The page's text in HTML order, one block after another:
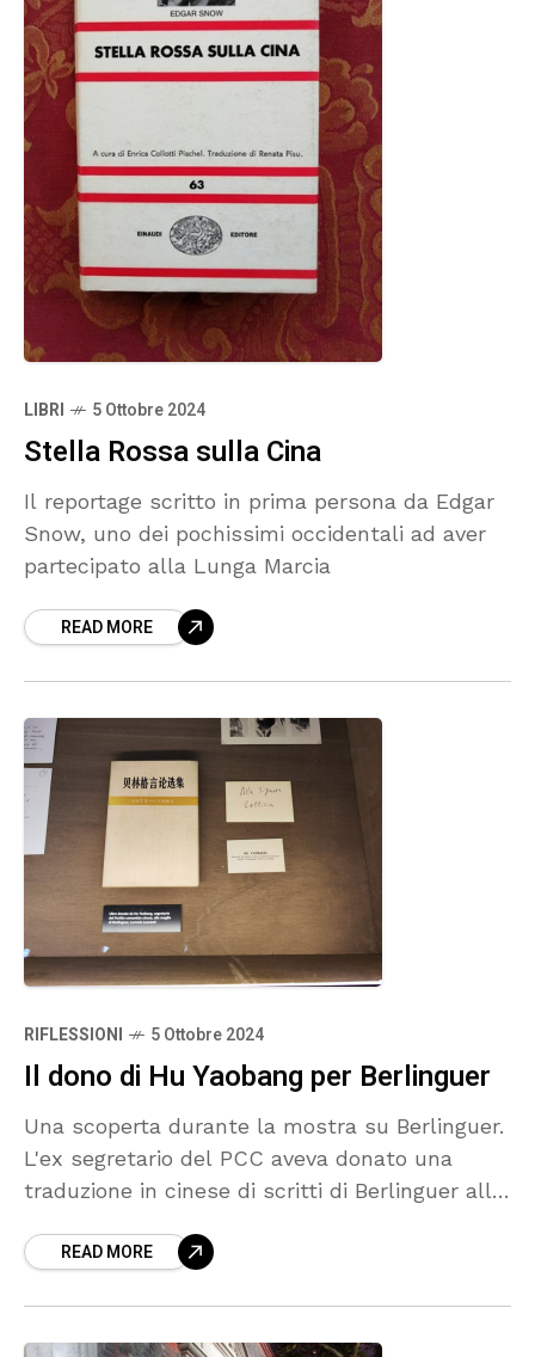
LIBRI 5 Ottobre 2024
Stella Rossa sulla Cina
Il reportage scritto in prima persona da Edgar
Snow, uno dei pochissimi occidentali ad aver
partecipato alla Lunga Marcia
READ MORE
RIFLESSIONI 5 Ottobre 2024
Il dono di Hu Yaobang per Berlinguer
Una scoperta durante la mostra su Berlinguer.
L'ex segretario del PCC aveva donato una
traduzione in cinese di scritti di Berlinguer alla
da parte dei Comunisti Cinesi di comprendere
READ MORE